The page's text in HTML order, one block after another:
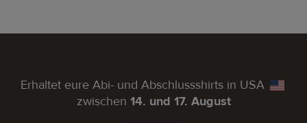
Erhaltet eure Abi- und Abschlussshirts in USA
zwischen 14. und 17. August